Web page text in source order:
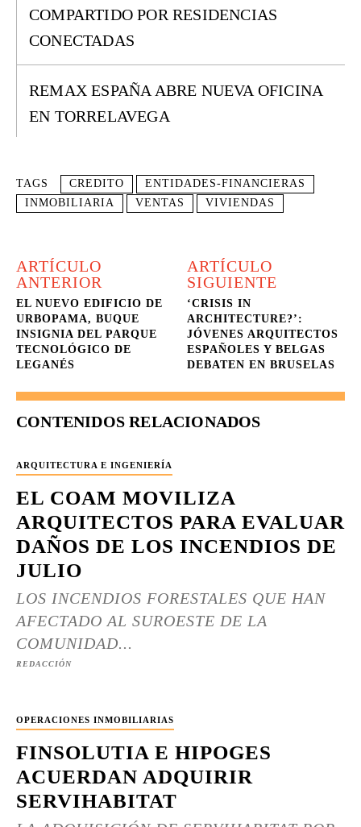
COMPARTIDO POR RESIDENCIAS
CONECTADAS
REMAX ESPAÑA ABRE NUEVA OFICINA
EN TORRELAVEGA
TAGS CREDITO
ENTIDADES-FINANCIERAS
INMOBILIARIA
VENTAS VIVIENDAS
ARTÍCULO
ANTERIOR
EL NUEVO EDIFICIO DE
URBOPAMA, BUQUE
INSIGNIA DEL PARQUE
TECNOLÓGICO DE
LEGANÉS
ARTÍCULO
SIGUIENTE
‘CRISIS IN
ARCHITECTURE?’:
JÓVENES ARQUITECTOS
ESPAÑOLES Y BELGAS
DEBATEN EN BRUSELAS
CONTENIDOS RELACIONADOS
ARQUITECTURA E INGENIERÍA
EL COAM MOVILIZA
ARQUITECTOS PARA EVALUAR
DAÑOS DE LOS INCENDIOS DE
JULIO
LOS INCENDIOS FORESTALES QUE HAN
AFECTADO AL SUROESTE DE LA
COMUNIDAD...
REDACCIÓN
OPERACIONES INMOBILIARIAS
FINSOLUTIA E HIPOGES
ACUERDAN ADQUIRIR
SERVIHABITAT